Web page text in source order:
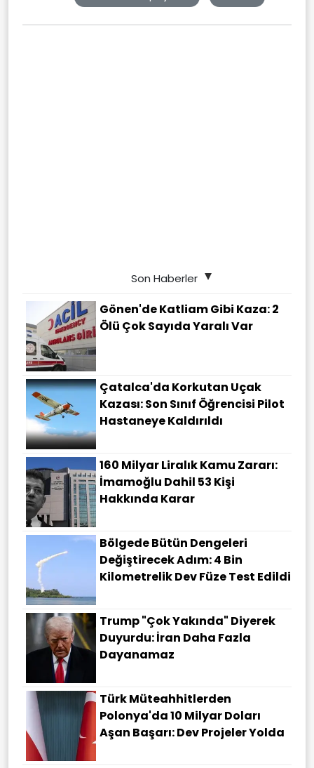
Son Haberler
Gönen'de Katliam Gibi Kaza: 2
Ölü Çok Sayıda Yaralı Var
Çatalca'da Korkutan Uçak
Kazası: Son Sınıf Öğrencisi Pilot
Hastaneye Kaldırıldı
160 Milyar Liralık Kamu Zararı:
İmamoğlu Dahil 53 Kişi
Hakkında Karar
Bölgede Bütün Dengeleri
Değiştirecek Adım: 4 Bin
Kilometrelik Dev Füze Test Edildi
Trump "çok Yakında" Diyerek
Duyurdu: İran Daha Fazla
Dayanamaz
Türk Müteahhitlerden
Polonya'da 10 Milyar Doları
Aşan Başarı: Dev Projeler Yolda